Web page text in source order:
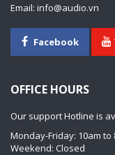
Email: info@audio.vn
Facebook
OFFICE HOURS
Our support Hotline is
Monday-Friday: 10am to
Weekend: Closed